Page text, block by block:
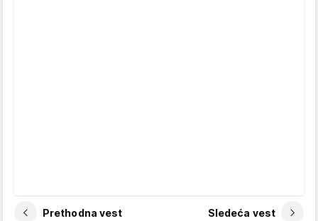
Prethodna vest Sledeća vest